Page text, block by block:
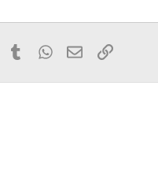
PinterestTumblrWhatsApp
E-postaLink